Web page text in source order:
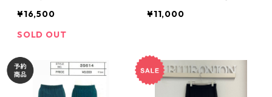
¥16,500
SOLD OUT
¥11,000